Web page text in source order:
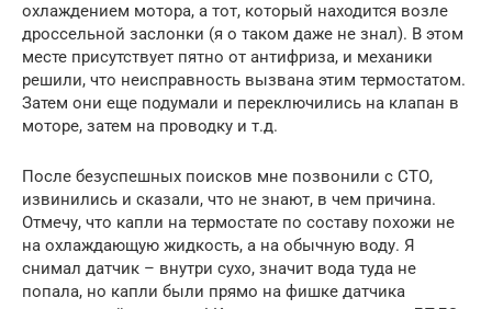
охлаждением мотора, а тот, который находится возле
дроссельной заслонки (я о таком даже не знал). В этом
месте присутствует пятно от антифриза, и механики
решили, что неисправность вызвана этим термостатом.
Затем они еще подумали и переключились на клапан в
моторе, затем на проводку и т.д.
После безуспешных поисков мне позвонили с СТО,
извинились и сказали, что не знают, в чем причина.
Отмечу, что капли на термостате по составу похожи не
на охлаждающую жидкость, а на обычную воду. Я
снимал датчик – внутри сухо, значит вода туда не
попала, но капли были прямо на фишке датчика